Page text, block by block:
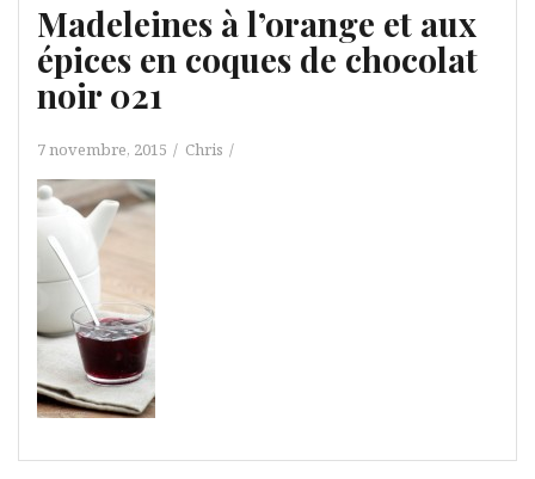
Madeleines à l’orange et aux
épices en coques de chocolat
noir 021
7 novembre, 2015 Chris